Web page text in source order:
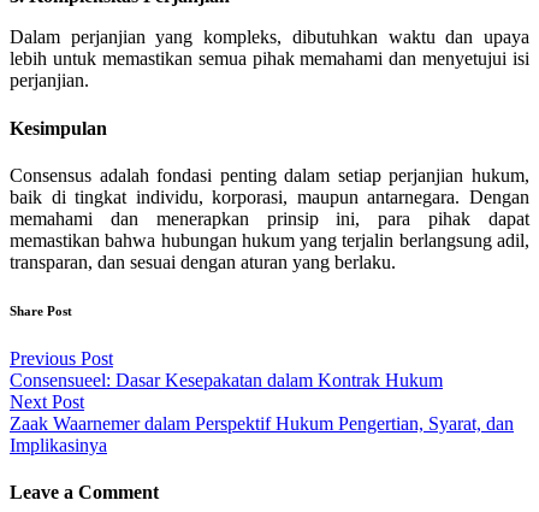
Dalam perjanjian yang kompleks, dibutuhkan waktu dan upaya
lebih untuk memastikan semua pihak memahami dan menyetujui isi
perjanjian.
Kesimpulan
Consensus adalah fondasi penting dalam setiap perjanjian hukum,
baik di tingkat individu, korporasi, maupun antarnegara. Dengan
memahami dan menerapkan prinsip ini, para pihak dapat
memastikan bahwa hubungan hukum yang terjalin berlangsung adil,
transparan, dan sesuai dengan aturan yang berlaku.
Share Post
Post
navigation
Previous Post
Consensueel: Dasar Kesepakatan dalam Kontrak Hukum
Next Post
Zaak Waarnemer dalam Perspektif Hukum Pengertian, Syarat, dan
Implikasinya
Leave a Comment